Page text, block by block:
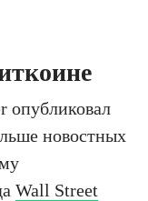
опубликовал
новостных
Wall Street